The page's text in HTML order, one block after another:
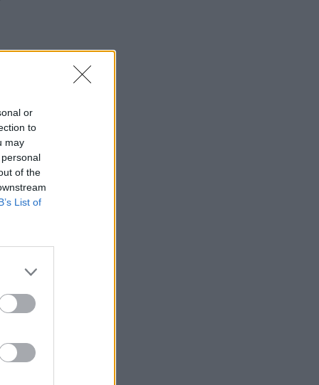
or
to
may
of the
List of